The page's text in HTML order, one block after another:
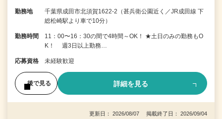
勤務地
千葉県成田市北須賀1622-2（甚兵衛公園近く／JR成田線 下
総松崎駅より車で10分）
勤務時間
11：00〜16：30の間で4時間～OK！ ★土日のみの勤務もO
K！ 週3日以上勤務…
応募資格 未経験歓迎
後で見る 詳細を見る
更新日： 2026/08/07 掲載終了日： 2026/09/04